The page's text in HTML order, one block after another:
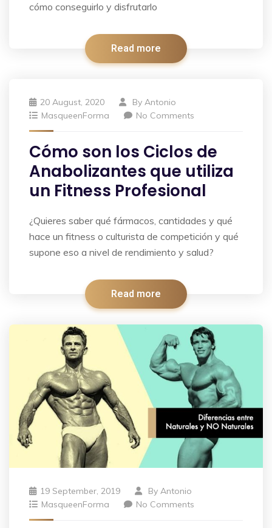
cómo conseguirlo y disfrutarlo
Read more
20 August, 2020 By Antonio
MasqueenForma
No Comments
Cómo son los Ciclos de
Anabolizantes que utiliza
un Fitness Profesional
¿Quieres saber qué fármacos, cantidades y qué
hace un fitness o culturista de competición y qué
supone eso a nivel de rendimiento y salud?
Read more
19 September, 2019 By Antonio
MasqueenForma
No Comments